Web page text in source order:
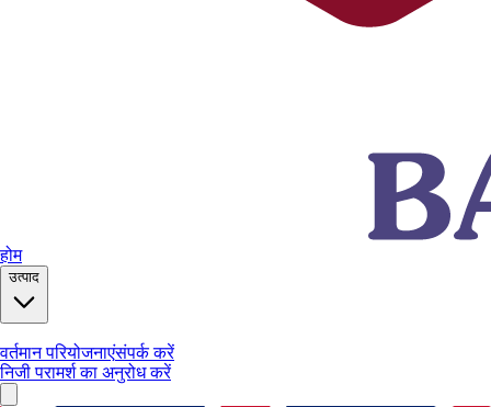
होम
उत्पाद
वर्तमान परियोजनाएंसंपर्क करें
निजी परामर्श का अनुरोध करें